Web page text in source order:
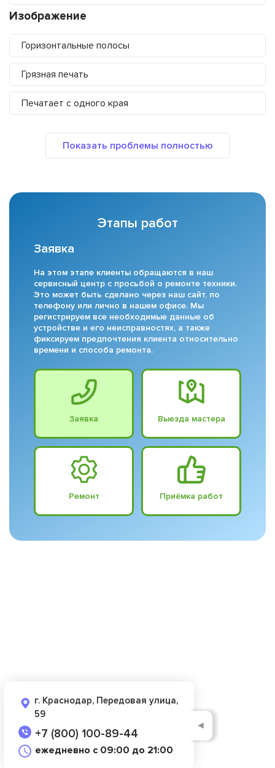
Изображение
Горизонтальные полосы
Грязная печать
Печатает с одного края
Этапы работ
Заявка
На этом этапе клиенты обращаются в наш
сервисный центр с просьбой о ремонте техники.
Это может быть сделано через наш сайт, по
телефону или лично в нашем офисе. Мы
регистрируем все необходимые данные об
устройстве и его неисправностях, а также
фиксируем предпочтения клиента относительно
времени и способа ремонта.
Заявка Выезда мастера
Ремонт Приёмка работ
г. Краснодар, Передовая улица,
59
+7 (800) 100-89-44
ежедневно с 09:00 до 21:00
◄